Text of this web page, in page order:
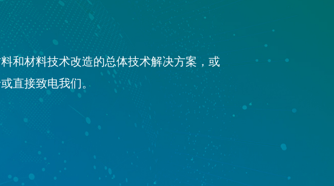
和材料技术改造的总体技术解决方案，或
直接致电我们。